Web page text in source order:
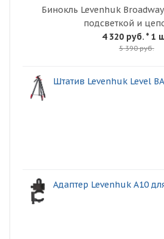
Бинокль Levenhuk
подсветкой и
4 320 руб. * 1
5 390 руб.
Штатив Levenhuk Level
Адаптер Levenhuk A10